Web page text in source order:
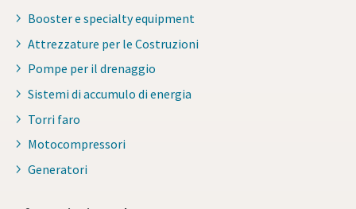
Booster e specialty equipment
Attrezzature per le Costruzioni
Pompe per il drenaggio
Sistemi di accumulo di energia
Torri faro
Motocompressori
Generatori